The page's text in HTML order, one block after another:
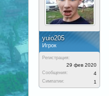
yuio205
Игрок
Регистрация:
29 фев 2020
Сообщения: 4
Симпатии: 1